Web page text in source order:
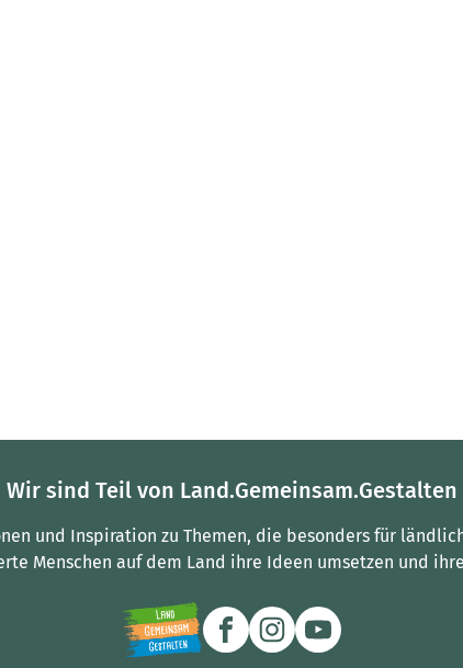
Wir sind Teil von Land.Gemeinsam.Gestalten
und Inspiration zu Themen, die besonders für
Menschen auf dem Land ihre Ideen umsetzen und